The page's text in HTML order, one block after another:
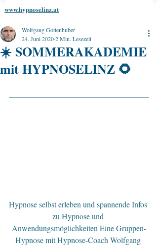
www.hypnoselinz.at
☀️ SOMMERAKADEMIE
mit HYPNOSELINZ 🌻
Wolfgang Gottenhuber
24. Juni 20202 Min. Lesezeit
Hypnose selbst erleben und spannende Infos
zu Hypnose und
Anwendungsmöglichkeiten Eine Gruppen-
Hypnose mit Hypnose-Coach Wolfgang